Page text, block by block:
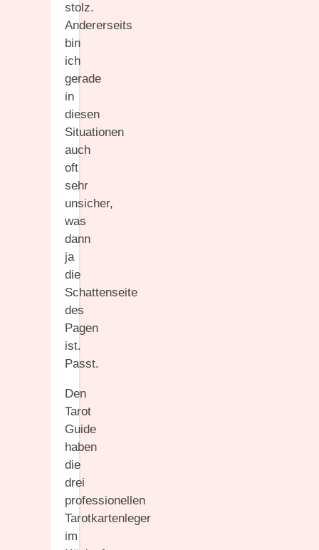
stolz.
Andererseits
bin
ich
gerade
in
diesen
Situationen
auch
oft
sehr
unsicher,
was
dann
ja
die
Schattenseite
des
Pagen
ist.
Passt.
Den
Tarot
Guide
haben
die
drei
professionellen
Tarotkartenleger
im